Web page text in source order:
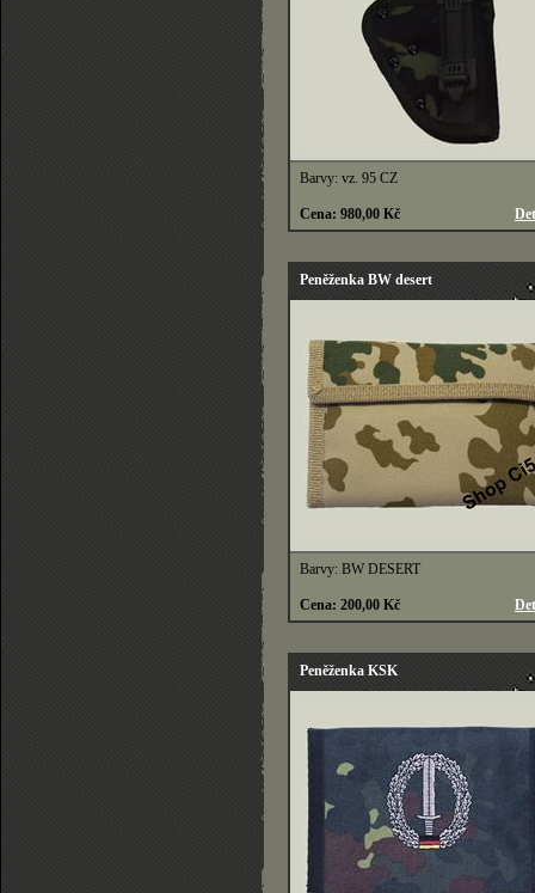
Barvy: vz. 95 CZ
Cena: 980,00 Kč
Peněženka BW desert
Barvy: BW DESERT
Cena: 200,00 Kč
Peněženka KSK